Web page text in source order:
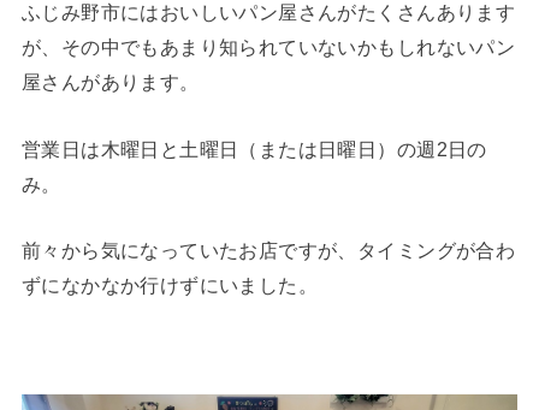
ふじみ野市にはおいしいパン屋さんがたくさんあります
が、その中でもあまり知られていないかもしれないパン
屋さんがあります。
営業日は木曜日と土曜日（または日曜日）の週2日の
み。
前々から気になっていたお店ですが、タイミングが合わ
ずになかなか行けずにいました。